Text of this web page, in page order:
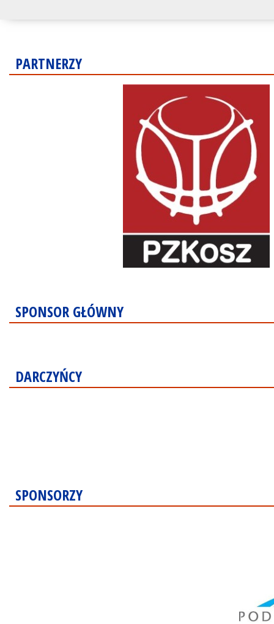
PARTNERZY
SPONSOR GŁÓWNY
DARCZYŃCY
SPONSORZY